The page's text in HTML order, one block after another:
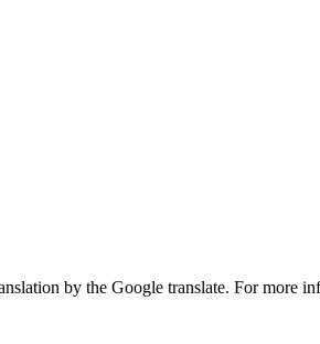
by the Google translate. For more